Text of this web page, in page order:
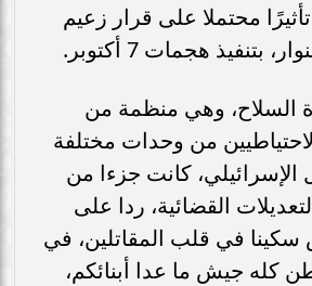
محتملا على قرار زعيم
هجمات 7 أكتوبر.
السلاح، وهي منظمة من
من وحدات مختلفة
كانت جزءا من
القضائية، ردا على
سكينا في قلب المقاتلين، في
كله جيش ما عدا أبنائكم،